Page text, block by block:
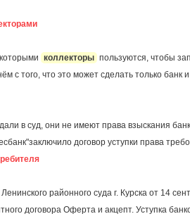
коллекторы пользуются, чтобы
с того, что это может сделать только банк
в суд, они не имеют права взыскания
договор уступки права
районного суда г. Курска от 14
договора Оферта и акцепт. Уступка